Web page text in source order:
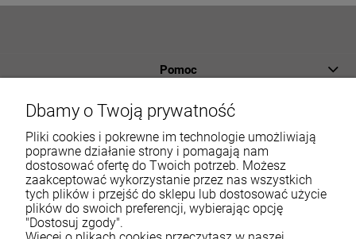
Pomoc
Płatności i dostawa
Informacje
O nas
Moje konto
Dbamy o Twoją prywatność
Pliki cookies i pokrewne im technologie umożliwiają
poprawne działanie strony i pomagają nam
dostosować ofertę do Twoich potrzeb. Możesz
zaakceptować wykorzystanie przez nas wszystkich
tych plików i przejść do sklepu lub dostosować użycie
plików do swoich preferencji, wybierając opcję
"Dostosuj zgody".